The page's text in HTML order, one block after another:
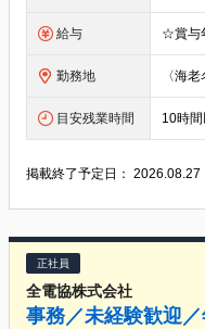
給与
勤務地
目安残業時間 10時間
掲載終了予定日：2026.08.27
正社員
全電協株式会社
事務／未経験歓迎